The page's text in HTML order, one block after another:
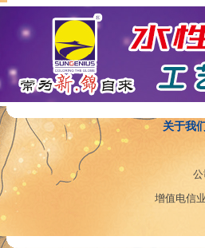
关于我们
增值电信